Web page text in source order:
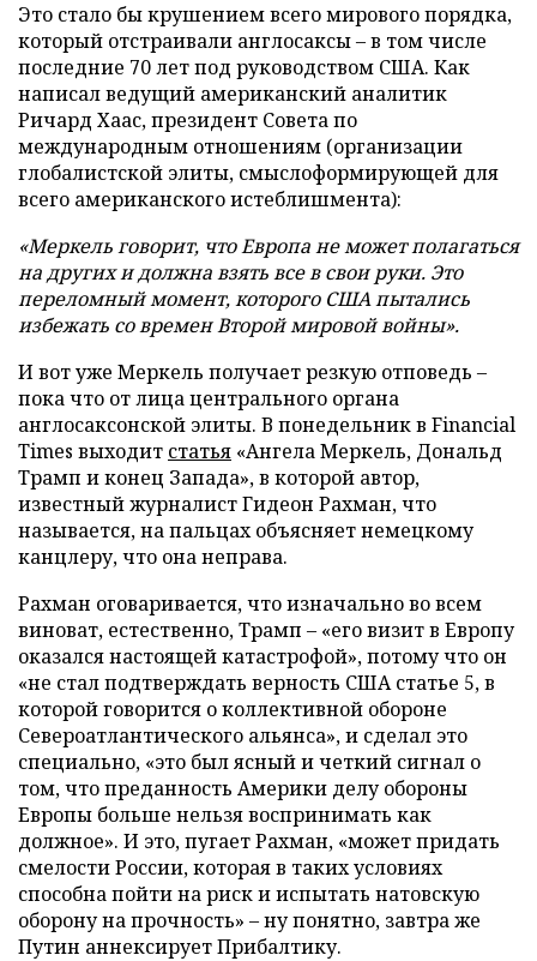
Это стало бы крушением всего мирового порядка,
который отстраивали англосаксы – в том числе
последние 70 лет под руководством США. Как
написал ведущий американский аналитик
Ричард Хаас, президент Совета по
международным отношениям (организации
глобалистской элиты, смыслоформирующей для
всего американского истеблишмента):
«Меркель говорит, что Европа не может полагаться
на других и должна взять все в свои руки. Это
переломный момент, которого США пытались
избежать со времен Второй мировой войны».
И вот уже Меркель получает резкую отповедь –
пока что от лица центрального органа
англосаксонской элиты. В понедельник в Financial
Times выходит статья «Ангела Меркель, Дональд
Трамп и конец Запада», в которой автор,
известный журналист Гидеон Рахман, что
называется, на пальцах объясняет немецкому
канцлеру, что она неправа.
Рахман оговаривается, что изначально во всем
виноват, естественно, Трамп – «его визит в Европу
оказался настоящей катастрофой», потому что он
«не стал подтверждать верность США статье 5, в
которой говорится о коллективной обороне
Североатлантического альянса», и сделал это
специально, «это был ясный и четкий сигнал о
том, что преданность Америки делу обороны
Европы больше нельзя воспринимать как
должное». И это, пугает Рахман, «может придать
смелости России, которая в таких условиях
способна пойти на риск и испытать натовскую
оборону на прочность» – ну понятно, завтра же
Путин аннексирует Прибалтику.